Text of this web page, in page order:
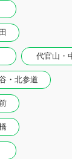
代官山・
・北参道